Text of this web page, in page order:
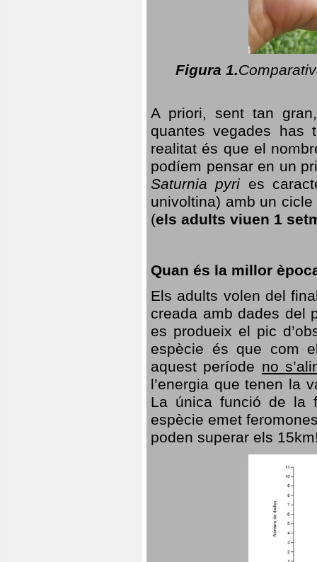
Figura 1.
A priori, sent tan
quantes vegades has
realitat és que el
podíem pensar en un
Saturnia pyri es
univoltina) amb un
(els adults viuen 1
Quan és la millor
Els adults volen del
creada amb dades del
es produeix el pic
espècie és que com
aquest període no
l’energia que tenen la
La única funció de la
espècie emet
poden superar els